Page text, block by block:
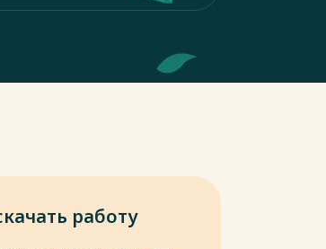
работу